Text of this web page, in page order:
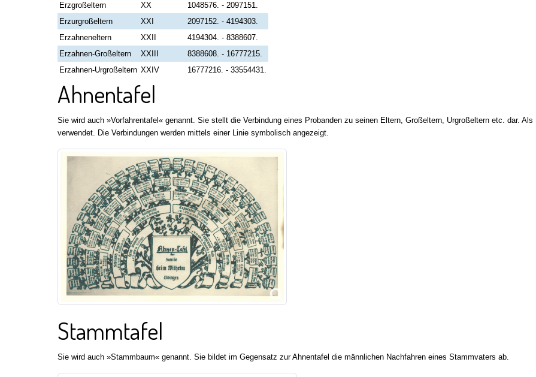
Erzgroßeltern
XX
1048576. - 2097151.
Erzurgroßeltern
XXI
2097152. - 4194303.
Erzahneneltern
XXII
4194304. - 8388607.
Erzahnen-Großeltern
XXIII
8388608. - 16777215.
Erzahnen-Urgroßeltern XXIV 16777216. - 33554431.
Ahnentafel
Sie wird auch »Vorfahrentafel« genannt. Sie stellt die Verbindung eines Probanden zu seinen Eltern, Großeltern, Urgroßeltern etc. dar.
verwendet. Die Verbindungen werden mittels einer Linie symbolisch angezeigt.
Stammtafel
Sie wird auch »Stammbaum« genannt. Sie bildet im Gegensatz zur Ahnentafel die männlichen Nachfahren eines Stammvaters ab.